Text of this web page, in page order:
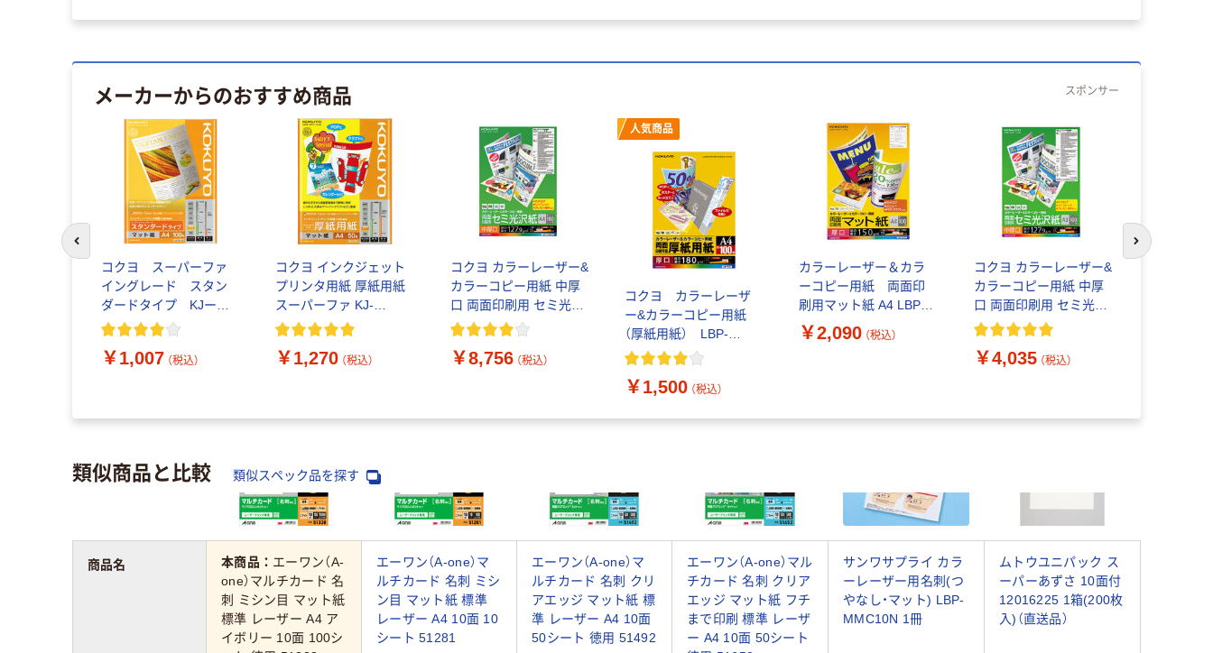
メーカーからのおすすめ商品 スポンサー
コクヨ スーパーファ
イングレード スタン
ダードタイプ KJー
M17A4ー100 1袋（100
￥1,007 （税込）
コクヨ インクジェット
プリンタ用紙 厚紙用紙
スーパーファ KJ-
M15A4-50 1袋(50枚入)
￥1,270 （税込）
コクヨ カラーレーザー&
カラーコピー用紙 中厚
口 両面印刷用 セミ光沢
紙 A4 500枚 LBP-
￥8,756 （税込）
人気商品
コクヨ カラーレーザ
ー&カラーコピー用紙
（厚紙用紙） LBP-
F31 A4 1冊（100枚
￥1,500 （税込）
カラーレーザー＆カラ
ーコピー用紙 両面印
刷用マット紙 A4 LBP-
F1310 1袋 (100枚入)
￥2,090 （税込）
コクヨ カラーレーザー&
カラーコピー用紙 中厚
口 両面印刷用 セミ光沢
紙 100枚 A3 1袋（100枚
￥4,035 （税込）
次のスライド
類似商品と比較 類似スペック品を探す
商品名 本商品： エーワン（A-
one）マルチカード 名
刺 ミシン目 マット紙
標準 レーザー A4 ア
イボリー 10面 100シ
エーワン（A-one）マ
ルチカード 名刺 ミシ
ン目 マット紙 標準
レーザー A4 10面 10
シート 51281
エーワン（A-one）マ
ルチカード 名刺 クリ
アエッジ マット紙 標
準 レーザー A4 10面
50シート 徳用 51492
エーワン（A-one）マル
チカード 名刺 クリア
エッジ マット紙 フチ
まで印刷 標準 レーザ
ー A4 10面 50シート
サンワサプライ カラ
ーレーザー用名刺(つ
やなし・マット) LBP-
MMC10N 1冊
ムトウユニパック ス
ーパーあずさ 10面付
12016225 1箱(200枚
入)（直送品）